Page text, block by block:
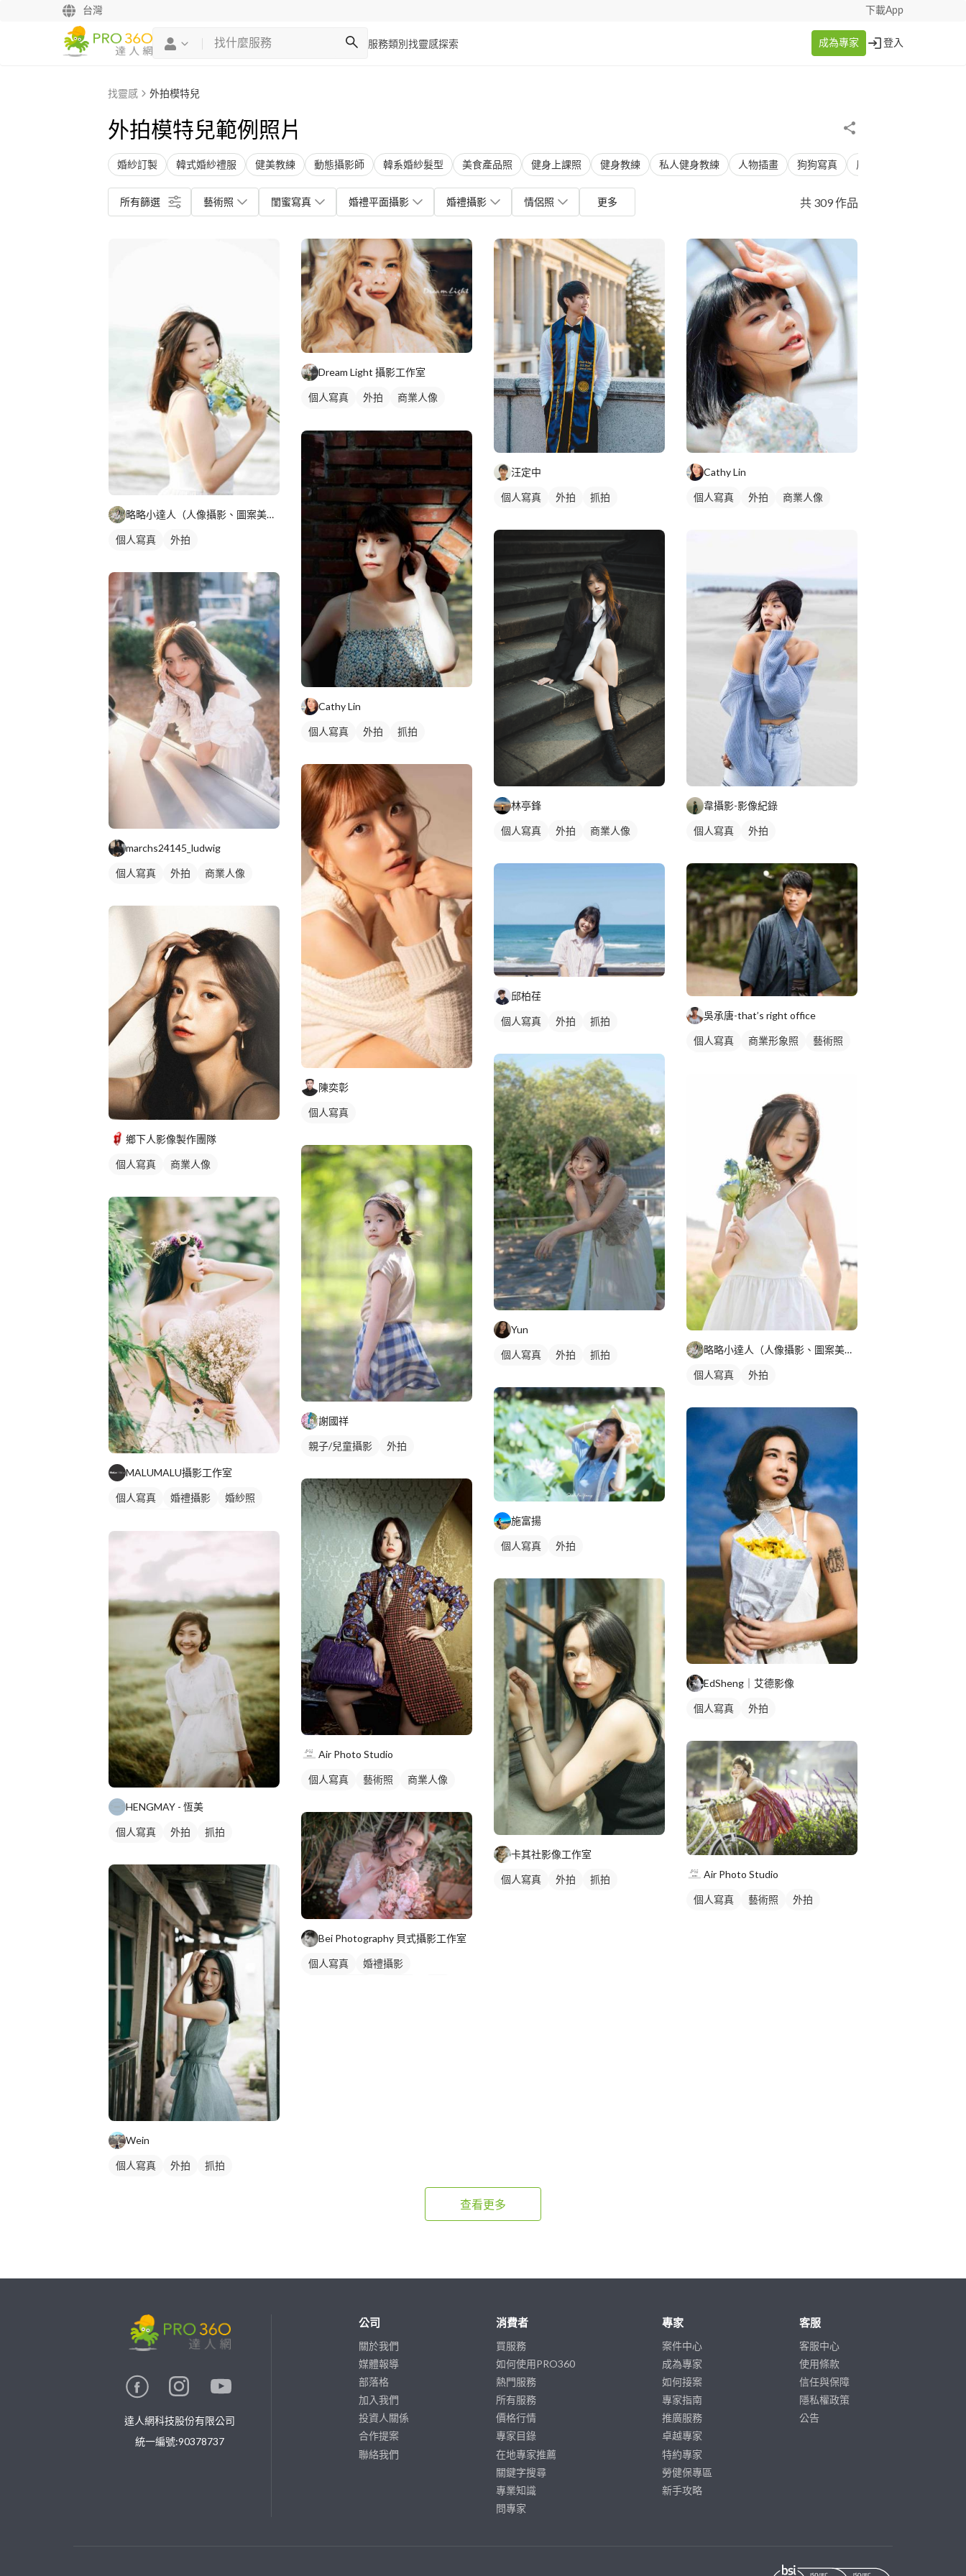
台灣 下載App
服務類別 找靈感探索 成為專家 登入
找靈感 外拍模特兒
外拍模特兒範例照片
婚紗訂製 韓式婚紗禮服 健美教練 動態攝影師 韓系婚紗髮型 美食產品照 健身上課照 健身教練 私人健身教練 人物插畫 狗狗寫真 風景照
所有篩選 藝術照 閨蜜寫真 婚禮平面攝影 婚禮攝影 情侶照 更多 共 309 作品
略略小達人（人像攝影、圖案美編設計）
個人寫真 外拍
marchs24145_ludwig
個人寫真 外拍 商業人像
鄉下人影像製作團隊
個人寫真 商業人像
MALUMALU攝影工作室
個人寫真 婚禮攝影
婚紗照
HENGMAY - 恆美
個人寫真 外拍 抓拍
Wein
個人寫真 外拍 抓拍
Dream Light 攝影工作室
個人寫真 外拍
商業人像
Cathy Lin
個人寫真 外拍 抓拍
陳奕彰
個人寫真
謝國祥
親子/兒童攝影 外拍
Air Photo Studio
個人寫真 藝術照 商業人像
Bei Photography 貝式攝影工作室
個人寫真
婚禮攝影
汪定中
個人寫真 外拍 抓拍
林亭鋒
個人寫真 外拍 商業人像
邱柏荏
個人寫真 外拍 抓拍
Yun
個人寫真 外拍 抓拍
施富揚
個人寫真 外拍
卡其社影像工作室
個人寫真 外拍 抓拍
Cathy Lin
個人寫真 外拍 商業人像
韋攝影-影像紀錄
個人寫真 外拍
吳承唐-that’s right office
個人寫真 商業形象照
藝術照
略略小達人（人像攝影、圖案美編設計）
個人寫真 外拍
EdSheng｜艾德影像
個人寫真 外拍
Air Photo Studio
個人寫真 藝術照 外拍
查看更多
達人網科技股份有限公司
統一編號:90378737
公司
關於我們
媒體報導
部落格
加入我們
投資人關係
合作提案
聯絡我們
消費者
買服務
如何使用PRO360
熱門服務
所有服務
價格行情
專家目錄
在地專家推薦
關鍵字搜尋
專業知識
問專家
專家
案件中心
成為專家
如何接案
專家指南
推廣服務
卓越專家
特約專家
勞健保專區
新手攻略
客服
客服中心
使用條款
信任與保障
隱私權政策
公告